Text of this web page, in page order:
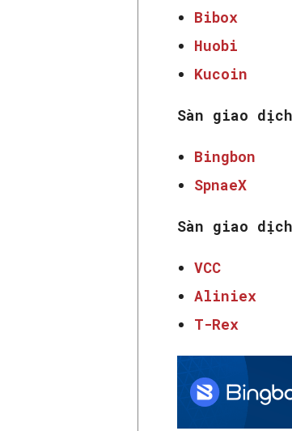
Bibox
Huobi
Kucoin
Sàn giao
Bingbon
SpnaeX
Sàn giao
VCC
Aliniex
T-Rex